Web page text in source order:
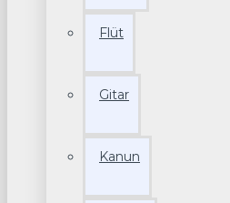
Flüt
Gitar
Kanun